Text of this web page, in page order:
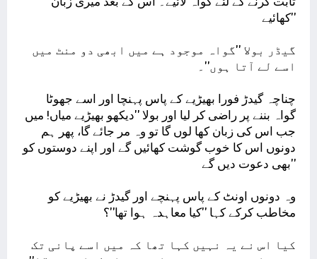
کھائیے''
گیڈر بولا ''گواہ موجود ہے میں ابھی دو منٹ میں
اسے لے آتا ہوں''۔
چناچہ گیدڑ فورا بھیڑیے کے پاس پہنچا اور اسے جھوٹا
گواہ بننے پر راضی کر لیا اور بولا ''دیکھو بھیڑیے میاں! میں
جب اس کی زبان کھا لوں گا تو وہ مر جائے گا، پھر ہم
دونوں اس کا خوب گوشت کھائیں گے اور اپنے دوستوں کو
بھی دعوت دیں گے''
وہ دونوں اونٹ کے پاس پہنچے اور گیدڑ نے بھیڑیے کو
مخاطب کرکے کہا ''کیا معاہدہ ہوا تھا''؟
کیا اس نے یہ نہیں کہا تھا کہ میں اسے پانی تک